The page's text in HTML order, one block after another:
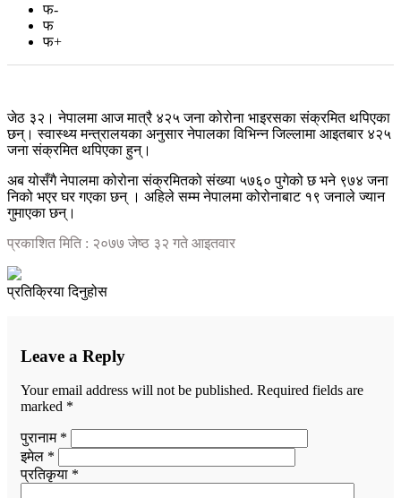
फ-
फ
फ+
जेठ ३२। नेपालमा आज मात्रै ४२५ जना कोरोना भाइरसका संक्रमित थपिएका
छन्। स्वास्थ्य मन्त्रालयका अनुसार नेपालका विभिन्न जिल्लामा आइतबार ४२५
जना संक्रमित थपिएका हुन्।
अब योसँगै नेपालमा कोरोना संक्रमितको संख्या ५७६० पुगेको छ भने ९७४ जना
निको भएर घर गएका छन् । अहिले सम्म नेपालमा कोरोनाबाट १९ जनाले ज्यान
गुमाएका छन्।
प्रकाशित मिति : २०७७ जेष्ठ ३२ गते आइतवार
प्रतिक्रिया दिनुहोस
Leave a Reply
Your email address will not be published. Required fields are
marked *
पुरानाम *
इमेल *
प्रतिकृया *